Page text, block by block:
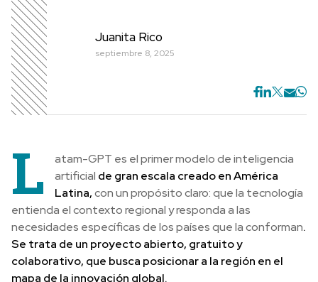
Juanita Rico
septiembre 8, 2025
L
atam-GPT es el primer modelo de inteligencia
artificial de gran escala creado en América
Latina,con un propósito claro: que la tecnología
entienda el contexto regional y responda a las
necesidades específicas de los países que la conforman.
Se trata de un proyecto abierto, gratuito y
colaborativo, que busca posicionar a la región en el
mapa de la innovación global.